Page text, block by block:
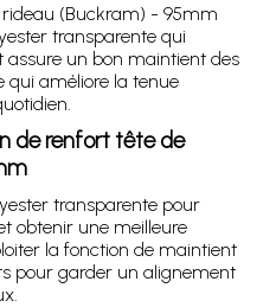
(Buckram) - 95mm
transparente qui
assure un bon maintient des
qui améliore la tenue
de renfort tête de
transparente pour
obtenir une meilleure
la fonction de maintient
pour garder un alignement